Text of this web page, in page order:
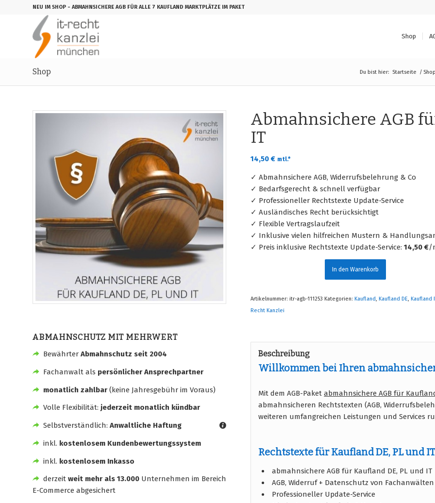
NEU IM SHOP - ABMAHNSICHERE AGB FÜR ALLE 7 KAUFLAND MARKTPLÄTZE IM PAKET
Shop
Shop Du bist hier: Startseite /
ABMAHNSCHUTZ MIT MEHRWERT
BewährterAbmahnschutz seit 2004
Fachanwalt als persönlicher Ansprechpartner
monatlich zahlbar(keine Jahresgebühr im Voraus)
Volle Flexibilität: jederzeit monatlich kündbar
Selbstverständlich: Anwaltliche Haftung
inkl. kostenlosem Kundenbewertungssystem
inkl. kostenlosem Inkasso
derzeit weit mehr als 13.000Unternehmen im Bereich
E-Commerce abgesichert
Abmahnsichere AGB
IT
14,50€ mtl.*
✓ Abmahnsichere AGB, Widerrufsbelehrung & Co
✓ Bedarfsgerecht & schnell verfügbar
✓ Professioneller Rechtstexte Update-Service
✓ Ausländisches Recht berücksichtigt
✓ Flexible Vertragslaufzeit
✓ Inklusive vielen hilfreichen Mustern &
✓ Preis inklusive Rechtstexte Update-Service:14,50 €/
In den Warenkorb
Artikelnummer:itr-agb-111253 Kategorien:Kaufland ,Kaufland DE ,Kaufland
Recht Kanzlei
Beschreibung
Willkommen bei Ihren
Mit dem AGB-Paketabmahnsichere AGB für
abmahnsicheren Rechtstexten (AGB,
weiteren umfangreichen Leistungen und Services
Rechtstexte für Kaufland DE, PL und
abmahnsichere AGB für Kaufland DE, PL und IT
AGB, Widerruf + Datenschutz von
Professioneller Update-Service